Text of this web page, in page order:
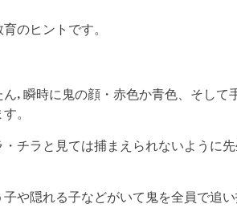
のヒント です。
ん, 瞬時に鬼の顔・赤色か青色、そして
。
チラと見ては捕まえられないように
や隠れる子などがいて鬼を全員で追